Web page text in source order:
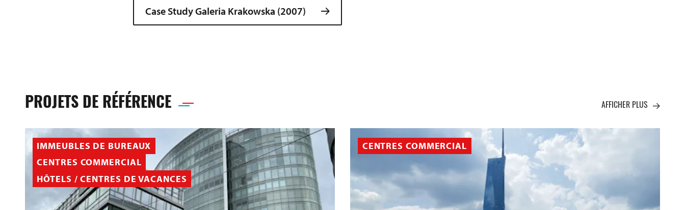
Case Study Galeria Krakowska (2007)
PROJETS DE RÉFÉRENCE
IMMEUBLES DE BUREAUX
CENTRES COMMERCIAL
HÔTELS / CENTRES DE VACANCES
CENTRES COMMERCIAL
AFFICHER PLUS